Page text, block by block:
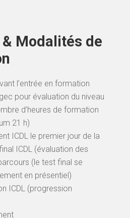
Modalités de
l’entrée en formation
pour évaluation du niveau
d’heures de formation
21 h)
ICDL le premier jour de la
ICDL (évaluation des
(le test final se
en présentiel)
ICDL (progression